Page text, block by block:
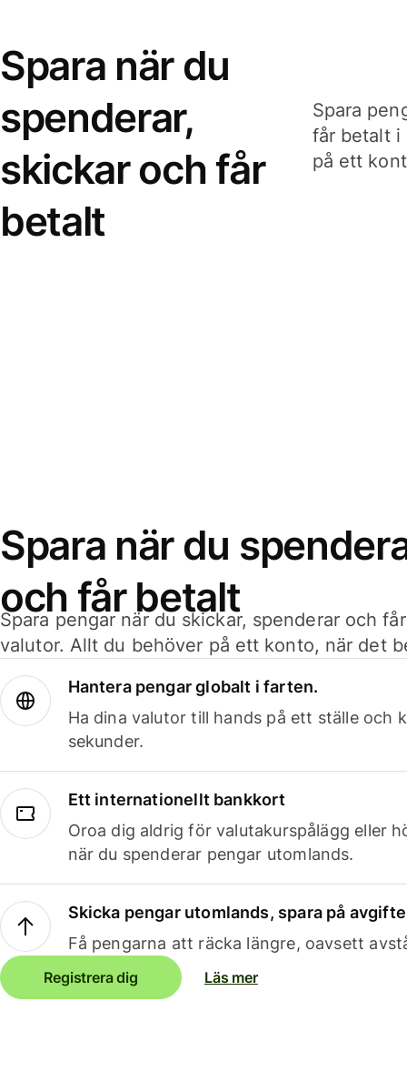
Spara när du
spenderar,
skickar och får
betalt
Spara
får betalt i
på ett
Spara när du
och får betalt
Spara pengar när du skickar, spenderar och
valutor. Allt du behöver på ett konto, när det
Hantera pengar globalt i farten.
Ha dina valutor till hands på ett ställe och
sekunder.
Ett internationellt bankkort
Oroa dig aldrig för valutakurspålägg eller
när du spenderar pengar utomlands.
Skicka pengar utomlands, spara på
Få pengarna att räcka längre, oavsett
Registrera dig Läs mer